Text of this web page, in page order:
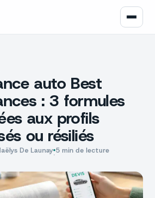
auto Best
: 3 formules
aux profils
ou résiliés
De Launay·5 min de lecture